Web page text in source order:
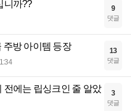
니까?? 9
댓글
주방 아이템 등장 13
댓글
전에는 립싱크인 줄 알았
3
댓글